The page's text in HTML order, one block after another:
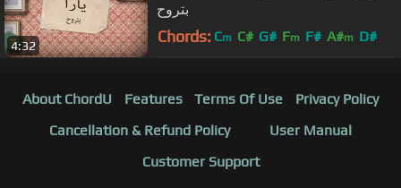
4:32
بتروح
Chords: Cm C# G# Fm F# A#m D#
About ChordU Features Terms Of Use
Privacy Policy
Cancellation & Refund Policy
User Manual
Customer Support